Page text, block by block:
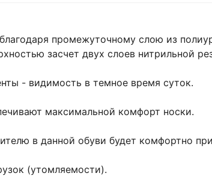
промежуточному слою из
засчет двух слоев нитрильной
- видимость в темное время суток.
максимальной комфорт носки.
в данной обуви будет комфортно
(утомляемости).